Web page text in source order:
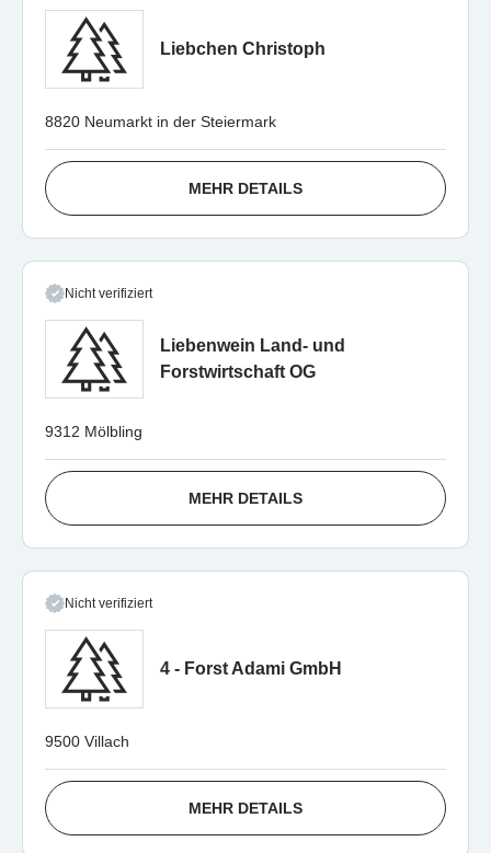
Liebchen Christoph
8820 Neumarkt in der Steiermark
MEHR DETAILS
Nicht verifiziert
Liebenwein Land- und
Forstwirtschaft OG
9312 Mölbling
MEHR DETAILS
Nicht verifiziert
4 - Forst Adami GmbH
9500 Villach
MEHR DETAILS